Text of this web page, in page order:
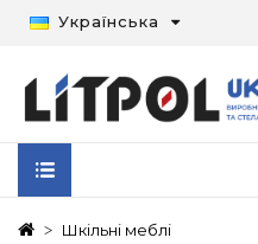
Українська
Шкільні меблі